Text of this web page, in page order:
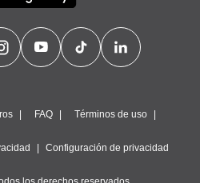
FAQ Términos de uso
Configuración de privacidad